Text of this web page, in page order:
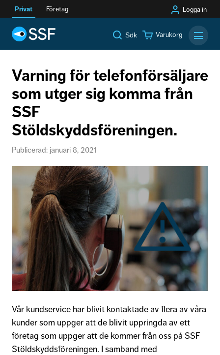
Privat Företag Logga in
Sök Varukorg
Varning för telefonförsäljare
som utger sig komma från
SSF
Stöldskyddsföreningen.
Publicerad: januari 8, 2021
Vår kundservice har blivit kontaktade av flera av våra
kunder som uppger att de blivit uppringda av ett
företag som uppger att de kommer från oss på SSF
Stöldskyddsföreningen. I samband med